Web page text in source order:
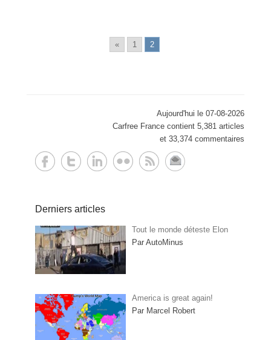
« 1 2
Aujourd'hui le 07-08-2026
Carfree France contient 5,381 articles
et 33,374 commentaires
Derniers articles
Tout le monde déteste Elon
Par AutoMinus
America is great again!
Par Marcel Robert